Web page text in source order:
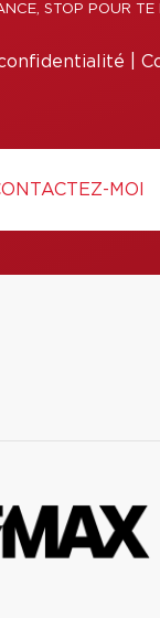
STOP POUR TE
MOI